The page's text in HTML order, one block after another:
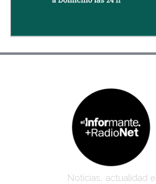
Noticias, actualidad e